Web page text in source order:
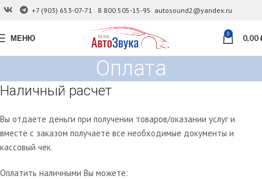
+7 (903) 653-07-71 8 800 505-15-95 autosound2@yandex.ru
МЕНЮ 0 0,00
Оплата
Наличный расчет
Вы отдаете деньги при получении товаров/оказании услуг и
вместе с заказом получаете все необходимые документы и
кассовый чек.
Оплатить наличными Вы можете: